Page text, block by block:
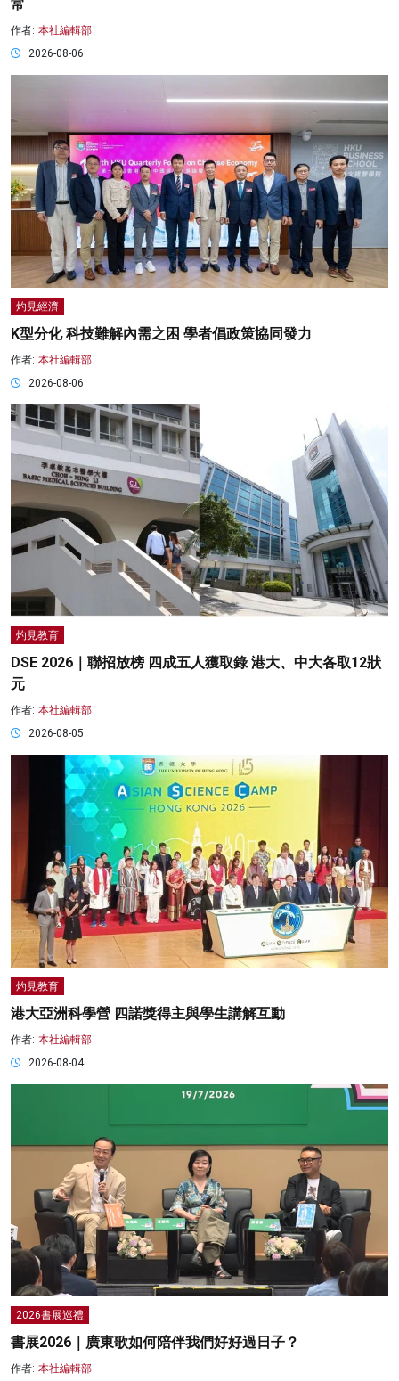
常
作者: 本社編輯部
2026-08-06
灼見經濟
K型分化 科技難解內需之困 學者倡政策協同發力
作者: 本社編輯部
2026-08-06
灼見教育
DSE 2026｜聯招放榜 四成五人獲取錄 港大、中大各取12狀
元
作者: 本社編輯部
2026-08-05
灼見教育
港大亞洲科學營 四諾獎得主與學生講解互動
作者: 本社編輯部
2026-08-04
2026書展巡禮
書展2026｜廣東歌如何陪伴我們好好過日子？
作者: 本社編輯部